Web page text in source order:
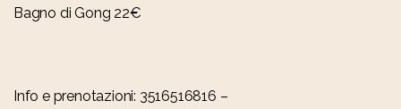
Bagno di Gong 22€
Info e prenotazioni: 3516516816 –